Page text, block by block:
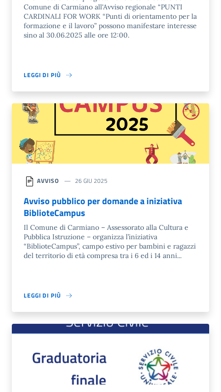
Comune di Carmiano all'Avviso regionale “PUNTI
CARDINALI FOR WORK “Punti di orientamento per la
formazione e il lavoro” possono manifestare interesse
sino al 30.06.2025 alle ore 12:00.
LEGGI DI PIÙ
AVVISO 26 GIU 2025
Avviso pubblico per domande a iniziativa
BiblioteCampus
Il Comune di Carmiano – Assessorato alla Cultura e
Pubblica Istruzione – organizza l’iniziativa
“BiblioteCampus”, campo estivo per bambini e ragazzi
del territorio di età compresa tra i 6 ed i 14 anni...
LEGGI DI PIÙ